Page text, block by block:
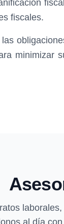
fiscales.
minimizar
al día